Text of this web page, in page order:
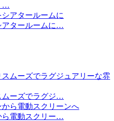
…
アタールームに…
ムーズでラグジ…
ら電動スクリー…